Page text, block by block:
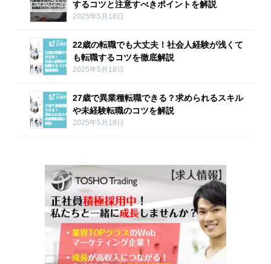
するコツと注意すべきポイントを解説
2025年5月18日
22歳の転職でも大丈夫！社会人経験が浅くて
も転職するコツを徹底解説
2025年5月18日
27歳で異業種転職できる？求められるスキル
や未経験転職のコツを解説
2025年5月18日